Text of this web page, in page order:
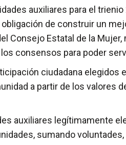
auxiliares para el
de construir un
Consejo Estatal de la
consensos para poder
ciudadana
a partir de los valores
auxiliares legítimamente
sumando